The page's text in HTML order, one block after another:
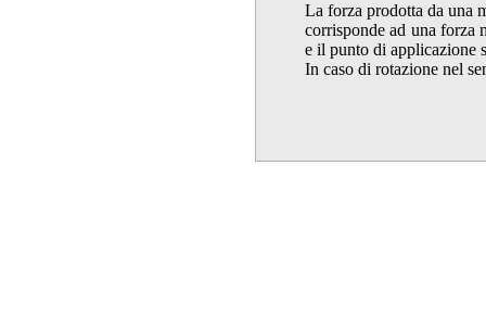
La forza prodotta da una
corrisponde ad una forza
e il punto di applicazione
In caso di rotazione nel